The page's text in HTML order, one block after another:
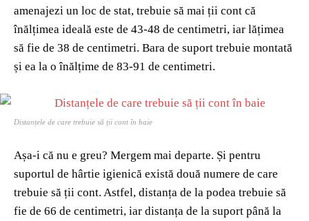
amenajezi un loc de stat, trebuie să mai ții cont că
înălțimea ideală este de 43-48 de centimetri, iar lățimea
să fie de 38 de centimetri. Bara de suport trebuie montată
și ea la o înălțime de 83-91 de centimetri.
Distanțele de care trebuie să ții cont în baie
Așa-i că nu e greu? Mergem mai departe. Și pentru
suportul de hârtie igienică există două numere de care
trebuie să ții cont. Astfel, distanța de la podea trebuie să
fie de 66 de centimetri, iar distanța de la suport până la